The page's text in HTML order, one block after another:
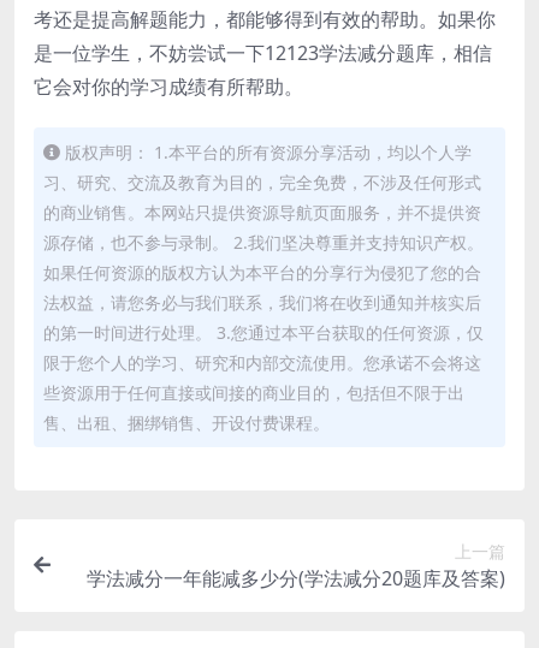
考还是提高解题能力，都能够得到有效的帮助。如果你
是一位学生，不妨尝试一下12123学法减分题库，相信
它会对你的学习成绩有所帮助。
版权声明： 1.本平台的所有资源分享活动，均以个人学
习、研究、交流及教育为目的，完全免费，不涉及任何形式
的商业销售。本网站只提供资源导航页面服务，并不提供资
源存储，也不参与录制。 2.我们坚决尊重并支持知识产权。
如果任何资源的版权方认为本平台的分享行为侵犯了您的合
法权益，请您务必与我们联系，我们将在收到通知并核实后
的第一时间进行处理。 3.您通过本平台获取的任何资源，仅
限于您个人的学习、研究和内部交流使用。您承诺不会将这
些资源用于任何直接或间接的商业目的，包括但不限于出
售、出租、捆绑销售、开设付费课程。
上一篇
学法减分一年能减多少分(学法减分20题库及答案)